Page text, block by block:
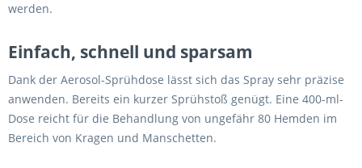
werden.
Einfach, schnell und sparsam
Dank der Aerosol-Sprühdose lässt sich das Spray sehr präzise
anwenden. Bereits ein kurzer Sprühstoß genügt. Eine 400-ml-
Dose reicht für die Behandlung von ungefähr 80 Hemden im
Bereich von Kragen und Manschetten.